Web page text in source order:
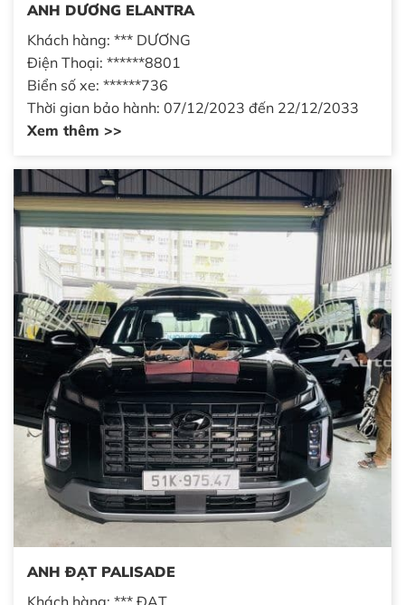
ANH DƯƠNG ELANTRA
Khách hàng: *** DƯƠNG
Điện Thoại: ******8801
Biển số xe: ******736
Thời gian bảo hành: 07/12/2023 đến 22/12/2033
Xem thêm >>
ANH ĐẠT PALISADE